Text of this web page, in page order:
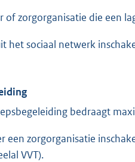
of zorgorganisatie die een
het sociaal netwerk
bedraagt
een zorgorganisatie
VVT).